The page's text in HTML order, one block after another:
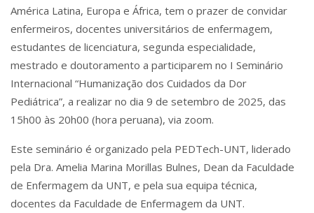
América Latina, Europa e África, tem o prazer de convidar
enfermeiros, docentes universitários de enfermagem,
estudantes de licenciatura, segunda especialidade,
mestrado e doutoramento a participarem no I Seminário
Internacional “Humanização dos Cuidados da Dor
Pediátrica”, a realizar no dia 9 de setembro de 2025, das
15h00 às 20h00 (hora peruana), via zoom.
Este seminário é organizado pela PEDTech-UNT, liderado
pela Dra. Amelia Marina Morillas Bulnes, Dean da Faculdade
de Enfermagem da UNT, e pela sua equipa técnica,
docentes da Faculdade de Enfermagem da UNT.